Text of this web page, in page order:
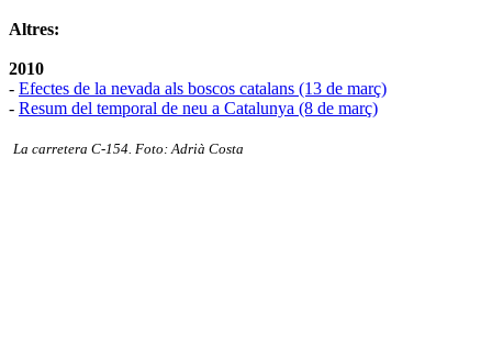
Altres:
2010
- Efectes de la nevada als boscos catalans (13 de març)
- Resum del temporal de neu a Catalunya (8 de març)
La carretera C-154. Foto: Adrià Costa